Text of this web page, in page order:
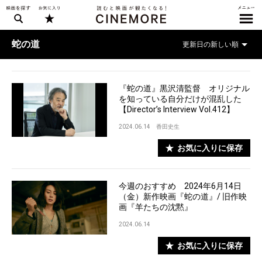
蛇の道
『蛇の道』黒沢清監督 オリジナル
を知っている自分だけが混乱した
【Director’s Interview Vol.412】
2024.06.14 香田史生
お気に入りに保存
今週のおすすめ 2024年6月14日
（金）新作映画『蛇の道』/ 旧作映
画『羊たちの沈黙』
2024.06.14
お気に入りに保存